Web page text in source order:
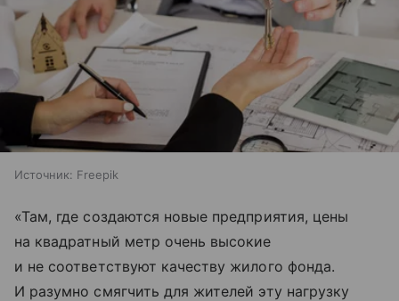
Источник: Freepik
«Там, где создаются новые предприятия, цены
на квадратный метр очень высокие
и не соответствуют качеству жилого фонда.
И разумно смягчить для жителей эту нагрузку